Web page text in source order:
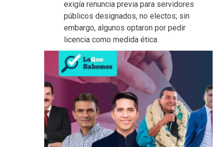
exigía renuncia previa para servidores
públicos designados, no electos; sin
embargo, algunos optaron por pedir
licencia como medida ética.